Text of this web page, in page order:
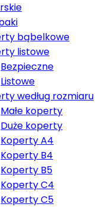
bąbelkowe
listowe
Bezpieczne
Listowe
według rozmiaru
Małe koperty
Duże koperty
Koperty A4
Koperty B4
Koperty B5
Koperty C4
Koperty C5